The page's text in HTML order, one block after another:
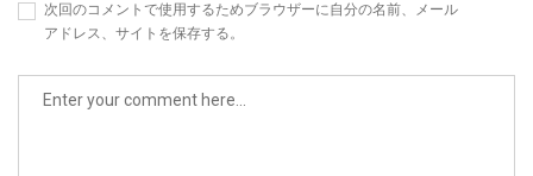
次回のコメントで使用するためブラウザーに自分の名前、メール
アドレス、サイトを保存する。